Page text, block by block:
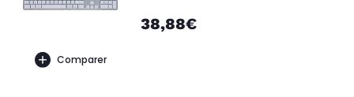
Comparer
38,88€